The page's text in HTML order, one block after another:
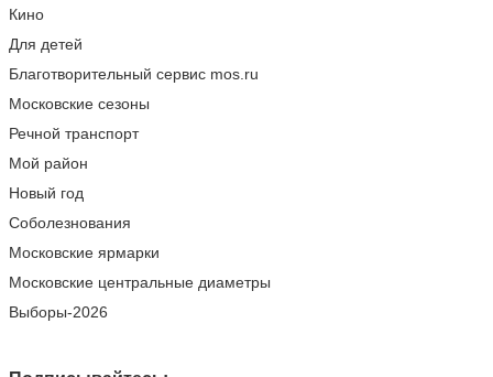
Кино
Для детей
Благотворительный сервис mos.ru
Московские сезоны
Речной транспорт
Мой район
Новый год
Соболезнования
Московские ярмарки
Московские центральные диаметры
Выборы-2026